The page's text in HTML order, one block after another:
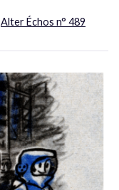
Alter Échos n° 489